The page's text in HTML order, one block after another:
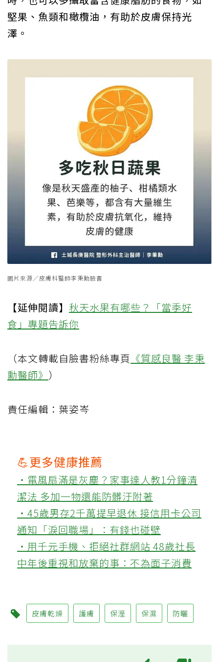
堅果、魚類和橄欖油，有助於皮膚保持光
澤。
圖片來源／皮膚科醫師李秉勳臉書
【延伸閱讀】 秋天水果有哪些？「當季好
食」專題告訴你
（本文轉載自臉書粉絲專頁 《質感良醫 李秉
勳醫師》 ）
責任編輯：葉姿岑
💪更多健康推薦
‧電風扇滿是灰塵？家事達人教1分鐘清
潔法 多加一物還能防髒汙附著
‧45歲男存2千萬提早退休 接信用卡公司
通知「淚回職場」：有錢也碰壁
‧用千元手機、拒絕社群網站 48歲社長
中年後重視和放棄的事：不為面子消費
皮膚乾燥 護膚 保溼 保濕 防曬